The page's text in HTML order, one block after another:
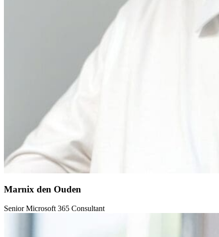
Marnix den Ouden
Senior Microsoft 365 Consultant